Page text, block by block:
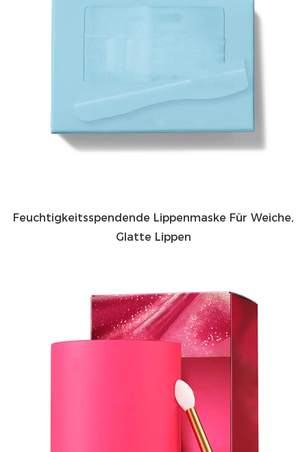
Feuchtigkeitsspendende Lippenmaske Für Weiche,
Glatte Lippen